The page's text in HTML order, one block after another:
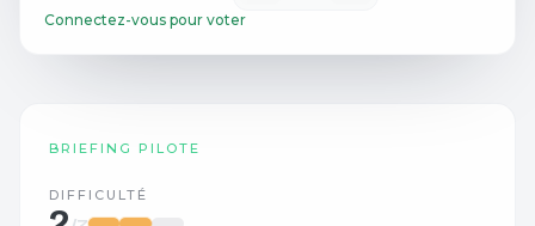
Connectez-vous pour voter
BRIEFING PILOTE
DIFFICULTÉ